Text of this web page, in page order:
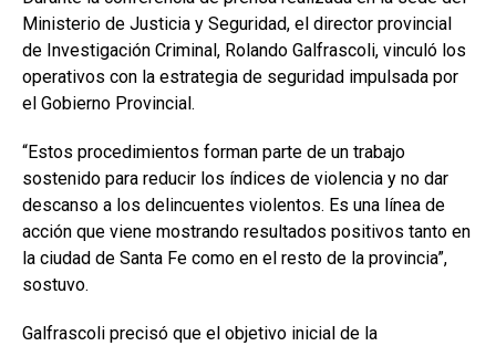
Ministerio de Justicia y Seguridad, el director provincial
de Investigación Criminal, Rolando Galfrascoli, vinculó los
operativos con la estrategia de seguridad impulsada por
el Gobierno Provincial.
“Estos procedimientos forman parte de un trabajo
sostenido para reducir los índices de violencia y no dar
descanso a los delincuentes violentos. Es una línea de
acción que viene mostrando resultados positivos tanto en
la ciudad de Santa Fe como en el resto de la provincia”,
sostuvo.
Galfrascoli precisó que el objetivo inicial de la